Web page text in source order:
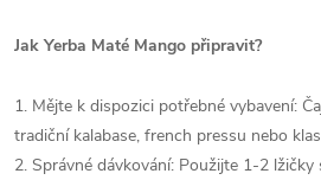
Jak Yerba Maté Mango připravit?
1. Mějte k dispozici potřebné vybavení:
tradiční kalabase, french pressu nebo
2. Správné dávkování: Použijte 1-2 lžičky